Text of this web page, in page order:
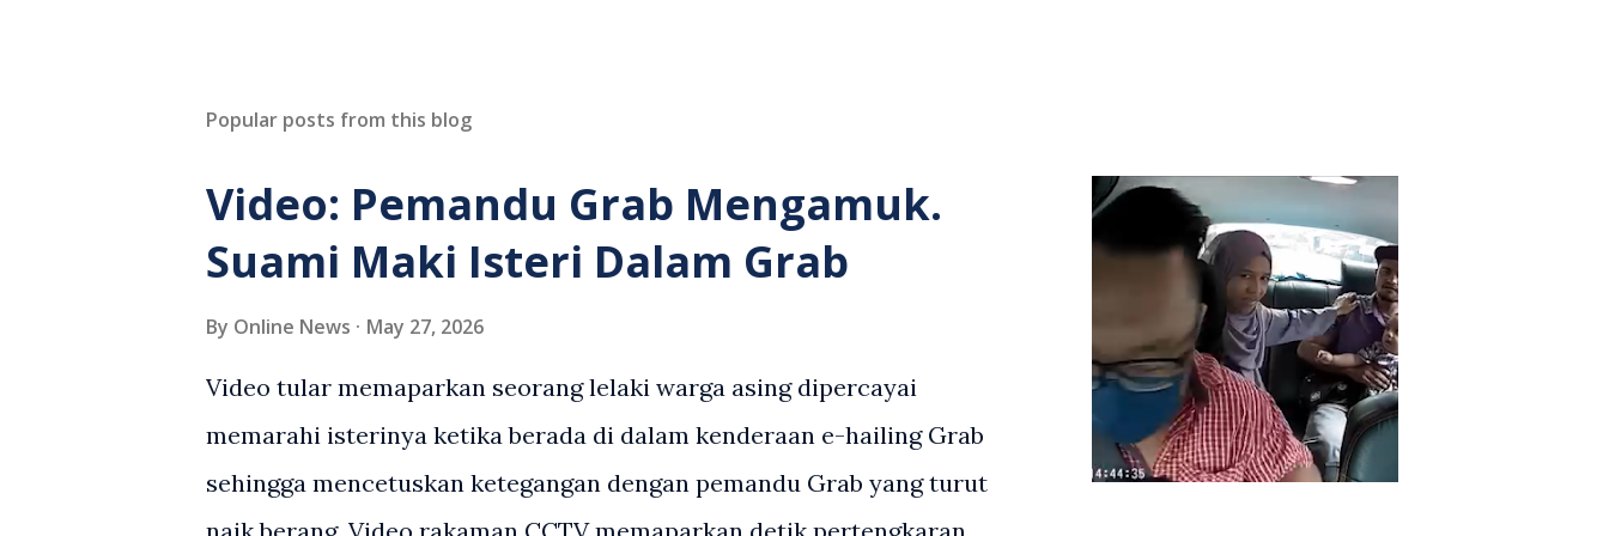
Popular posts from this blog
Video: Pemandu Grab Mengamuk.
Suami Maki Isteri Dalam Grab
By Online News May 27, 2026
Video tular memaparkan seorang lelaki warga asing dipercayai
memarahi isterinya ketika berada di dalam kenderaan e-hailing Grab
sehingga mencetuskan ketegangan dengan pemandu Grab yang turut